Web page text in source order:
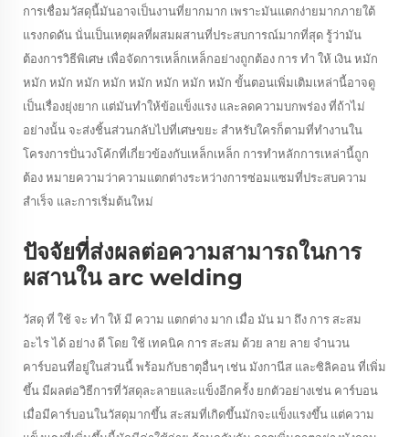
การเชื่อมวัสดุนี้มันอาจเป็นงานที่ยากมาก เพราะมันแตกง่ายมากภายใต้
แรงกดดัน นั่นเป็นเหตุผลที่ผสมผสานที่ประสบการณ์มากที่สุด รู้ว่ามัน
ต้องการวิธีพิเศษ เพื่อจัดการเหล็กเหล็กอย่างถูกต้อง การ ทํา ให้ เงิน หมัก
หมัก หมัก หมัก หมัก หมัก หมัก หมัก หมัก ขั้นตอนเพิ่มเติมเหล่านี้อาจดู
เป็นเรื่องยุ่งยาก แต่มันทําให้ข้อแข็งแรง และลดความบกพร่อง ที่ถ้าไม่
อย่างนั้น จะส่งชิ้นส่วนกลับไปที่เศษขยะ สําหรับใครก็ตามที่ทํางานใน
โครงการปั่นวงโค้กที่เกี่ยวข้องกับเหล็กเหล็ก การทําหลักการเหล่านี้ถูก
ต้อง หมายความว่าความแตกต่างระหว่างการซ่อมแซมที่ประสบความ
สําเร็จ และการเริ่มต้นใหม่
ปัจจัยที่ส่งผลต่อความสามารถในการ
ผสานใน arc welding
วัสดุ ที่ ใช้ จะ ทํา ให้ มี ความ แตกต่าง มาก เมื่อ มัน มา ถึง การ สะสม
อะไร ได้ อย่าง ดี โดย ใช้ เทคนิค การ สะสม ด้วย ลาย ลาย จํานวน
คาร์บอนที่อยู่ในส่วนนี้ พร้อมกับธาตุอื่นๆ เช่น มังกานีส และซิลิคอน ที่เพิ่ม
ขึ้น มีผลต่อวิธีการที่วัสดุละลายและแข็งอีกครั้ง ยกตัวอย่างเช่น คาร์บอน
เมื่อมีคาร์บอนในวัสดุมากขึ้น สะสมที่เกิดขึ้นมักจะแข็งแรงขึ้น แต่ความ